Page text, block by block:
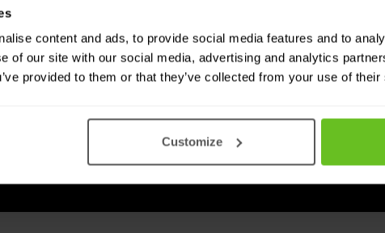
content and ads, to provide social media features and to
of our site with our social media, advertising and analytics
provided to them or that they’ve collected from your use of
Customize
op
— met
op basis van
niet
ernst.
controlekeuzes.